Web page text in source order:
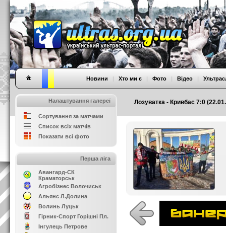
Лозуватка - Кривбас 7:0
Новини | Хто ми є | Фото | Відео |
Налаштування галереї
Сортування за матчами
Список всіх матчів
Показати всі фото
Перша ліга
Авангард-СК
Краматорськ
Агробізнес Волочиськ
Альянс Л.Долина
Волинь Луцьк
Гірник-Спорт Горішні Пл.
Інгулець Петрове